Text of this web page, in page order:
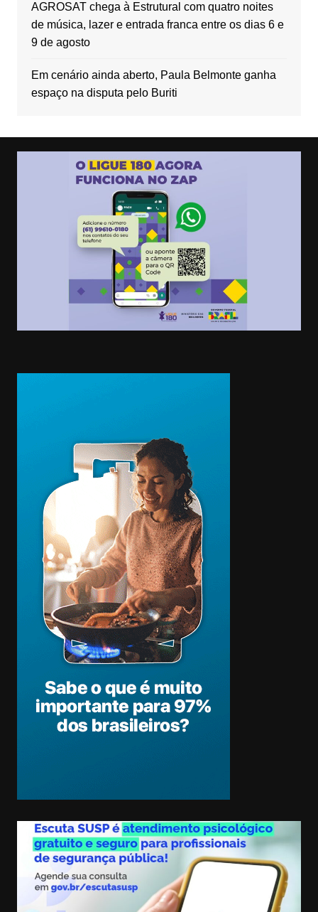
AGROSAT chega à Estrutural com quatro noites
de música, lazer e entrada franca entre os dias 6 e
9 de agosto
Em cenário ainda aberto, Paula Belmonte ganha
espaço na disputa pelo Buriti